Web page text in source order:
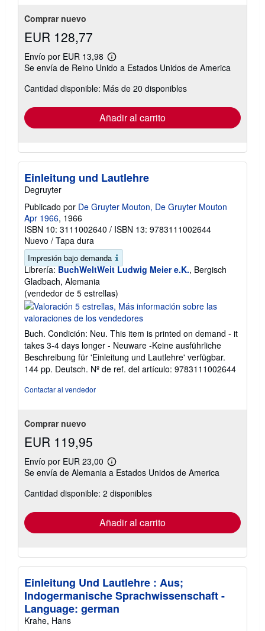
Comprar nuevo
EUR 128,77
Envío por EUR 13,98
Más
información
las
envío
Se envía de Reino Unido a Estados Unidos de America
Cantidad disponible: Más de 20 disponibles
Añadir al carrito
Einleitung und Lautlehre
Degruyter
Publicado por De Gruyter Mouton, De Gruyter Mouton
Apr 1966, 1966
ISBN 10: 3111002640 / ISBN 13: 9783111002644
Nuevo / Tapa dura
Impresión bajo demanda
Librería: BuchWeltWeit Ludwig Meier e.K., Bergisch
Gladbach, Alemania
(vendedor de 5 estrellas)
del
vendedor:
5
de
5
estrellas
Buch. Condición: Neu. This item is printed on demand - it
takes 3-4 days longer - Neuware -Keine ausführliche
Beschreibung für 'Einleitung und Lautlehre' verfügbar.
144 pp. Deutsch. Nº de ref. del artículo: 9783111002644
Contactar al vendedor
Comprar nuevo
EUR 119,95
Envío por EUR 23,00
Más
información
las
tarifas
envío
Se envía de Alemania a Estados Unidos de America
Cantidad disponible: 2 disponibles
Añadir al carrito
Einleitung Und Lautlehre : Aus;
Indogermanische Sprachwissenschaft -
Language: german
Krahe, Hans